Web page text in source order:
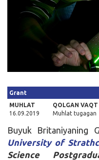
Kirish
Grant
MUHLAT
16.09.2019
QOLGAN VAQT
Muhlat tugagan
Buyuk Britaniyaning
University of
Science